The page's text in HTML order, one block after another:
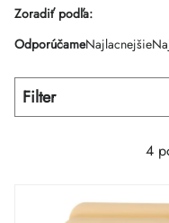
Zoradiť podľa:
Radenie
produktov
OdporúčameNajlacnejšie
Filter
4
Výpis
produktov